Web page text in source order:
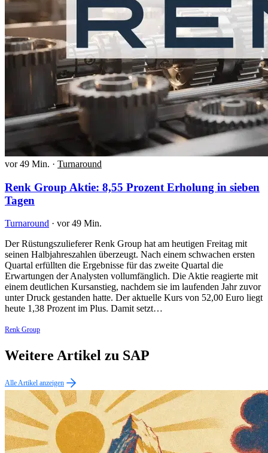
vor 49 Min. · Turnaround
Renk Group Aktie: 8,55 Prozent Erholung in sieben
Tagen
Turnaround · vor 49 Min.
Der Rüstungszulieferer Renk Group hat am heutigen Freitag mit
seinen Halbjahreszahlen überzeugt. Nach einem schwachen ersten
Quartal erfüllten die Ergebnisse für das zweite Quartal die
Erwartungen der Analysten vollumfänglich. Die Aktie reagierte mit
einem deutlichen Kursanstieg, nachdem sie im laufenden Jahr zuvor
unter Druck gestanden hatte. Der aktuelle Kurs von 52,00 Euro liegt
heute 1,38 Prozent im Plus. Damit setzt…
Renk Group
Weitere Artikel zu SAP
Alle Artikel anzeigen